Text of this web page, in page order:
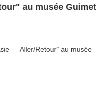
au musée Guimet